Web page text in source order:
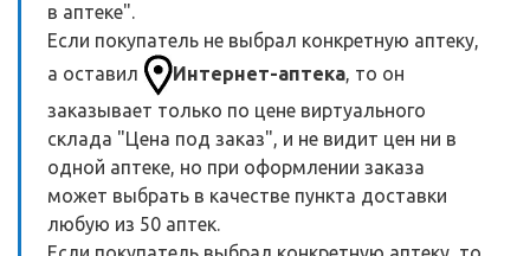
в аптеке".
Если покупатель не выбрал конкретную аптеку,
а оставил
Интернет-аптека, то он
заказывает только по цене виртуального
склада "Цена под заказ", и не видит цен ни в
одной аптеке, но при оформлении заказа
может выбрать в качестве пункта доставки
любую из 50 аптек.